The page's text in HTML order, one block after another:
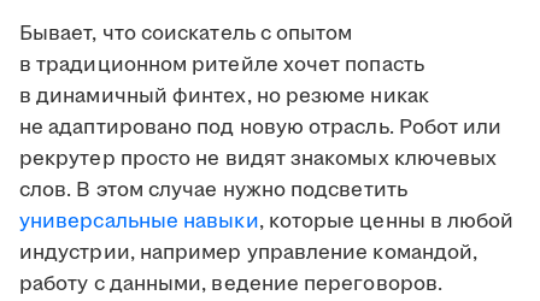
Бывает, что соискатель с опытом
в традиционном ритейле хочет попасть
в динамичный финтех, но резюме никак
не адаптировано под новую отрасль. Робот или
рекрутер просто не видят знакомых ключевых
слов. В этом случае нужно подсветить
универсальные навыки, которые ценны в любой
индустрии, например управление командой,
работу с данными, ведение переговоров.